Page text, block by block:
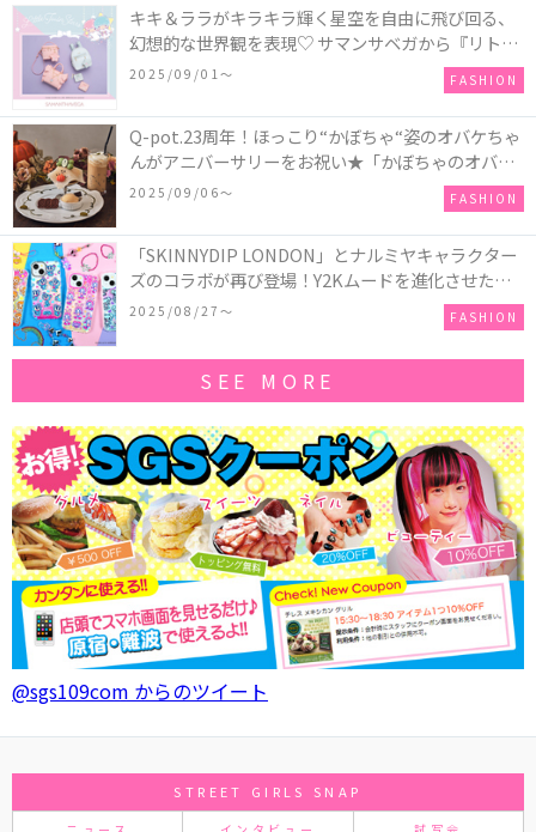
キキ＆ララがキラキラ輝く星空を自由に飛び回る、
幻想的な世界観を表現♡ サマンサベガから『リトル
ツインスターズ』50周年アニバーサリーイヤー』を
2025/09/01〜 FASHION
Q-pot.23周年！ほっこり“かぼちゃ“姿のオバケちゃ
んがアニバーサリーをお祝い★「かぼちゃのオバケ
ーキアクセサリー」が新発売！Q-pot CAFE.では
「かぼちゃのオバケーキプレート」も登場
2025/09/06〜 FASHION
「SKINNYDIP LONDON」とナルミヤキャラクター
ズのコラボが再び登場！Y2Kムードを進化させた新
作コレクションを発売♪
2025/08/27〜 FASHION
SEE MORE
@sgs109com からのツイート
STREET GIRLS SNAP